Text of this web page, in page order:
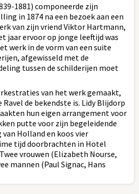
1881) componeerde zijn
in 1874 na een bezoek aan een
van zijn vriend Viktor Hartmann,
jaar ervoor op jonge leeftijd was
werk in de vorm van een suite
afgewisseld met de
tussen de schilderijen moet
van het werk gemaakt,
Ravel de bekendste is. Lidy Blijdorp
hun eigen arrangement voor
putte voor zijn begeleidende
Holland en koos vier
tijd doorbrachten in Hotel
vrouwen (Elizabeth Nourse,
mannen (Paul Signac, Hans